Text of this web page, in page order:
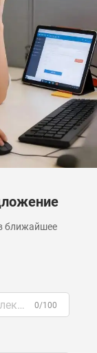
ближайшее
0/100